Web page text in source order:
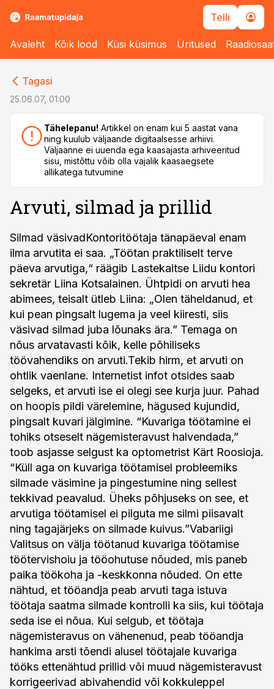
Telli
Avaleht Kõik lood Küsi küsimus Üritused
Tagasi
25.06.07, 01:00
Tähelepanu! Artikkel on enam kui 5 aastat vana
ning kuulub väljaande digitaalsesse arhiivi.
Väljaanne ei uuenda ega kaasajasta arhiveeritud
sisu, mistõttu võib olla vajalik kaasaegsete
allikatega tutvumine
Arvuti, silmad ja prillid
Silmad väsivadKontoritöötaja tänapäeval enam
ilma arvutita ei saa. „Töötan praktiliselt terve
päeva arvutiga,“ räägib Lastekaitse Liidu kontori
sekretär Liina Kotsalainen. Ühtpidi on arvuti hea
abimees, teisalt ütleb Liina: „Olen täheldanud, et
kui pean pingsalt lugema ja veel kiiresti, siis
väsivad silmad juba lõunaks ära.” Temaga on
nõus arvatavasti kõik, kelle põhiliseks
töövahendiks on arvuti.Tekib hirm, et arvuti on
ohtlik vaenlane. Internetist infot otsides saab
selgeks, et arvuti ise ei olegi see kurja juur. Pahad
on hoopis pildi värelemine, hägused kujundid,
pingsalt kuvari jälgimine. “Kuvariga töötamine ei
tohiks otseselt nägemisteravust halvendada,”
toob asjasse selgust ka optometrist Kärt Roosioja.
“Küll aga on kuvariga töötamisel probleemiks
silmade väsimine ja pingestumine ning sellest
tekkivad peavalud. Üheks põhjuseks on see, et
arvutiga töötamisel ei pilguta me silmi piisavalt
ning tagajärjeks on silmade kuivus.”Vabariigi
Valitsus on välja töötanud kuvariga töötamise
töötervishoiu ja tööohutuse nõuded, mis paneb
paika töökoha ja -keskkonna nõuded. On ette
nähtud, et tööandja peab arvuti taga istuva
töötaja saatma silmade kontrolli ka siis, kui töötaja
seda ise ei nõua. Kui selgub, et töötaja
nägemisteravus on vähenenud, peab tööandja
hankima arsti tõendi alusel töötajale kuvariga
tööks ettenähtud prillid või muud nägemisteravust
korrigeerivad abivahendid või kokkuleppel